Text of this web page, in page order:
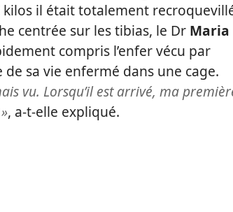
kilos il était totalement
centrée sur les tibias, le Dr Maria
compris l’enfer vécu par
sa vie enfermé dans une cage.
vu. Lorsqu’il est arrivé, ma
, a-t-elle expliqué.